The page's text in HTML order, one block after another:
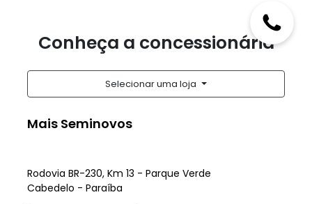
Conheça a concessionária
Selecionar uma loja
Mais Seminovos
Rodovia BR-230, Km 13 - Parque Verde
Cabedelo - Paraíba